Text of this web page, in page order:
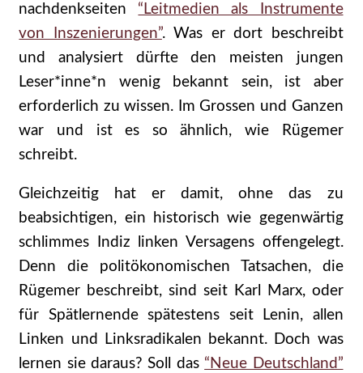
nachdenkseiten “Leitmedien als Instrumente
von Inszenierungen”. Was er dort beschreibt
und analysiert dürfte den meisten jungen
Leser*inne*n wenig bekannt sein, ist aber
erforderlich zu wissen. Im Grossen und Ganzen
war und ist es so ähnlich, wie Rügemer
schreibt.
Gleichzeitig hat er damit, ohne das zu
beabsichtigen, ein historisch wie gegenwärtig
schlimmes Indiz linken Versagens offengelegt.
Denn die politökonomischen Tatsachen, die
Rügemer beschreibt, sind seit Karl Marx, oder
für Spätlernende spätestens seit Lenin, allen
Linken und Linksradikalen bekannt. Doch was
lernen sie daraus? Soll das “Neue Deutschland”